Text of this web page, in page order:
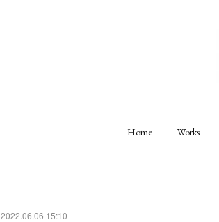
Home Works
2022.06.06 15:10